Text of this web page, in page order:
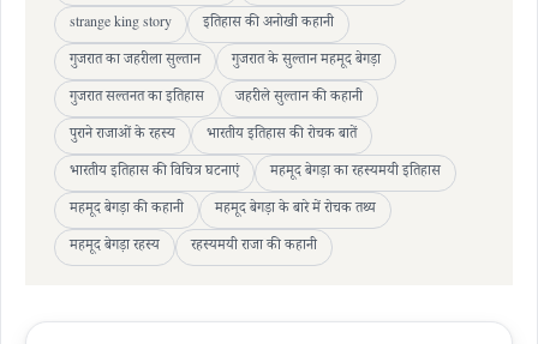
strange king story
इतिहास की अनोखी कहानी
गुजरात का जहरीला सुल्तान
गुजरात के सुल्तान महमूद बेगड़ा
गुजरात सल्तनत का इतिहास
जहरीले सुल्तान की कहानी
पुराने राजाओं के रहस्य
भारतीय इतिहास की रोचक बातें
भारतीय इतिहास की विचित्र घटनाएं
महमूद बेगड़ा का रहस्यमयी इतिहास
महमूद बेगड़ा की कहानी
महमूद बेगड़ा के बारे में रोचक तथ्य
महमूद बेगड़ा रहस्य
रहस्यमयी राजा की कहानी